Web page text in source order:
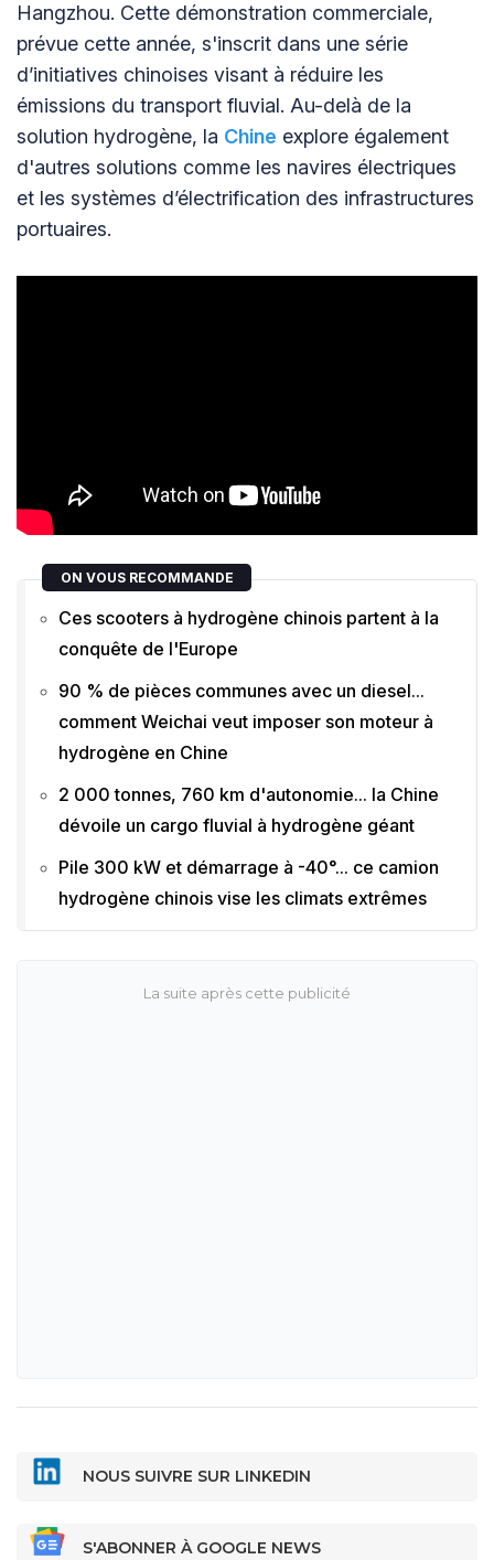
Hangzhou. Cette démonstration commerciale,
prévue cette année, s'inscrit dans une série
d’initiatives chinoises visant à réduire les
émissions du transport fluvial. Au-delà de la
solution hydrogène, la Chine explore également
d'autres solutions comme les navires électriques
et les systèmes d’électrification des infrastructures
portuaires.
ON VOUS RECOMMANDE
Ces scooters à hydrogène chinois partent à la
conquête de l'Europe
90 % de pièces communes avec un diesel...
comment Weichai veut imposer son moteur à
hydrogène en Chine
2 000 tonnes, 760 km d'autonomie... la Chine
dévoile un cargo fluvial à hydrogène géant
Pile 300 kW et démarrage à -40°... ce camion
hydrogène chinois vise les climats extrêmes
NOUS SUIVRE SUR LINKEDIN
S'ABONNER À GOOGLE NEWS